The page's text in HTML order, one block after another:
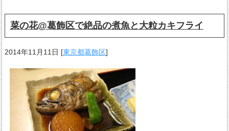
菜の花@葛飾区で絶品の煮魚と大粒カキフライ
2014年11月11日 [東京都葛飾区]